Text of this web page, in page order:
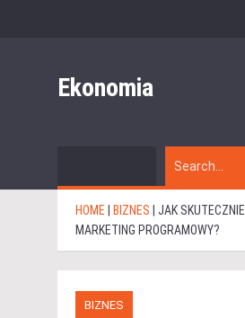
Ekonomia
HOME BIZNES
JAK
MARKETING PROGRAMOWY?
BIZNES